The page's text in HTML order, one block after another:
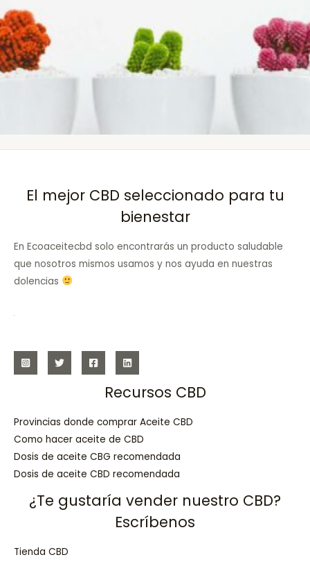
El mejor CBD seleccionado para tu
bienestar
En Ecoaceitecbd solo encontrarás un producto saludable
que nosotros mismos usamos y nos ayuda en nuestras
dolencias
Recursos CBD
Provincias donde comprar Aceite CBD
Como hacer aceite de CBD
Dosis de aceite CBG recomendada
Dosis de aceite CBD recomendada
¿Te gustaría vender nuestro CBD?
Escríbenos
Tienda CBD